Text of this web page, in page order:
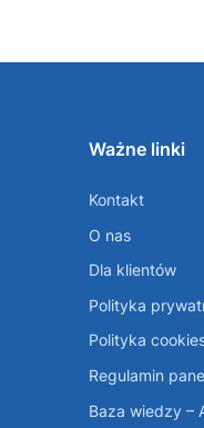
Ważne linki
Kontakt
O nas
Dla klientów
Polityka
Polityka
Regulamin
Baza wiedzy –